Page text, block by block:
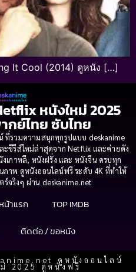
It Cool (2014) ดูหนัง […]
หนังใหม่ 2025
กย์ไทย ซับไทย
ที่รวมความสนุกทุกรูปแบบ deskanime
ซีรีส์ใหม่ล่าสุดจาก Netflix และค่ายดัง
เกาหลี, หนังฝรั่ง และ หนังจีน ครบทุก
าพ ดูหนังออนไลน์ฟรี ระดับ 4K ที่ทำให้
จริงๆ ผ่าน deskanime.net
หน้าแรก
TOP IMDB
ติดต่อ / ขอหนัง
ดูหนังออนไลน์
2025 ดูหนังฟรี